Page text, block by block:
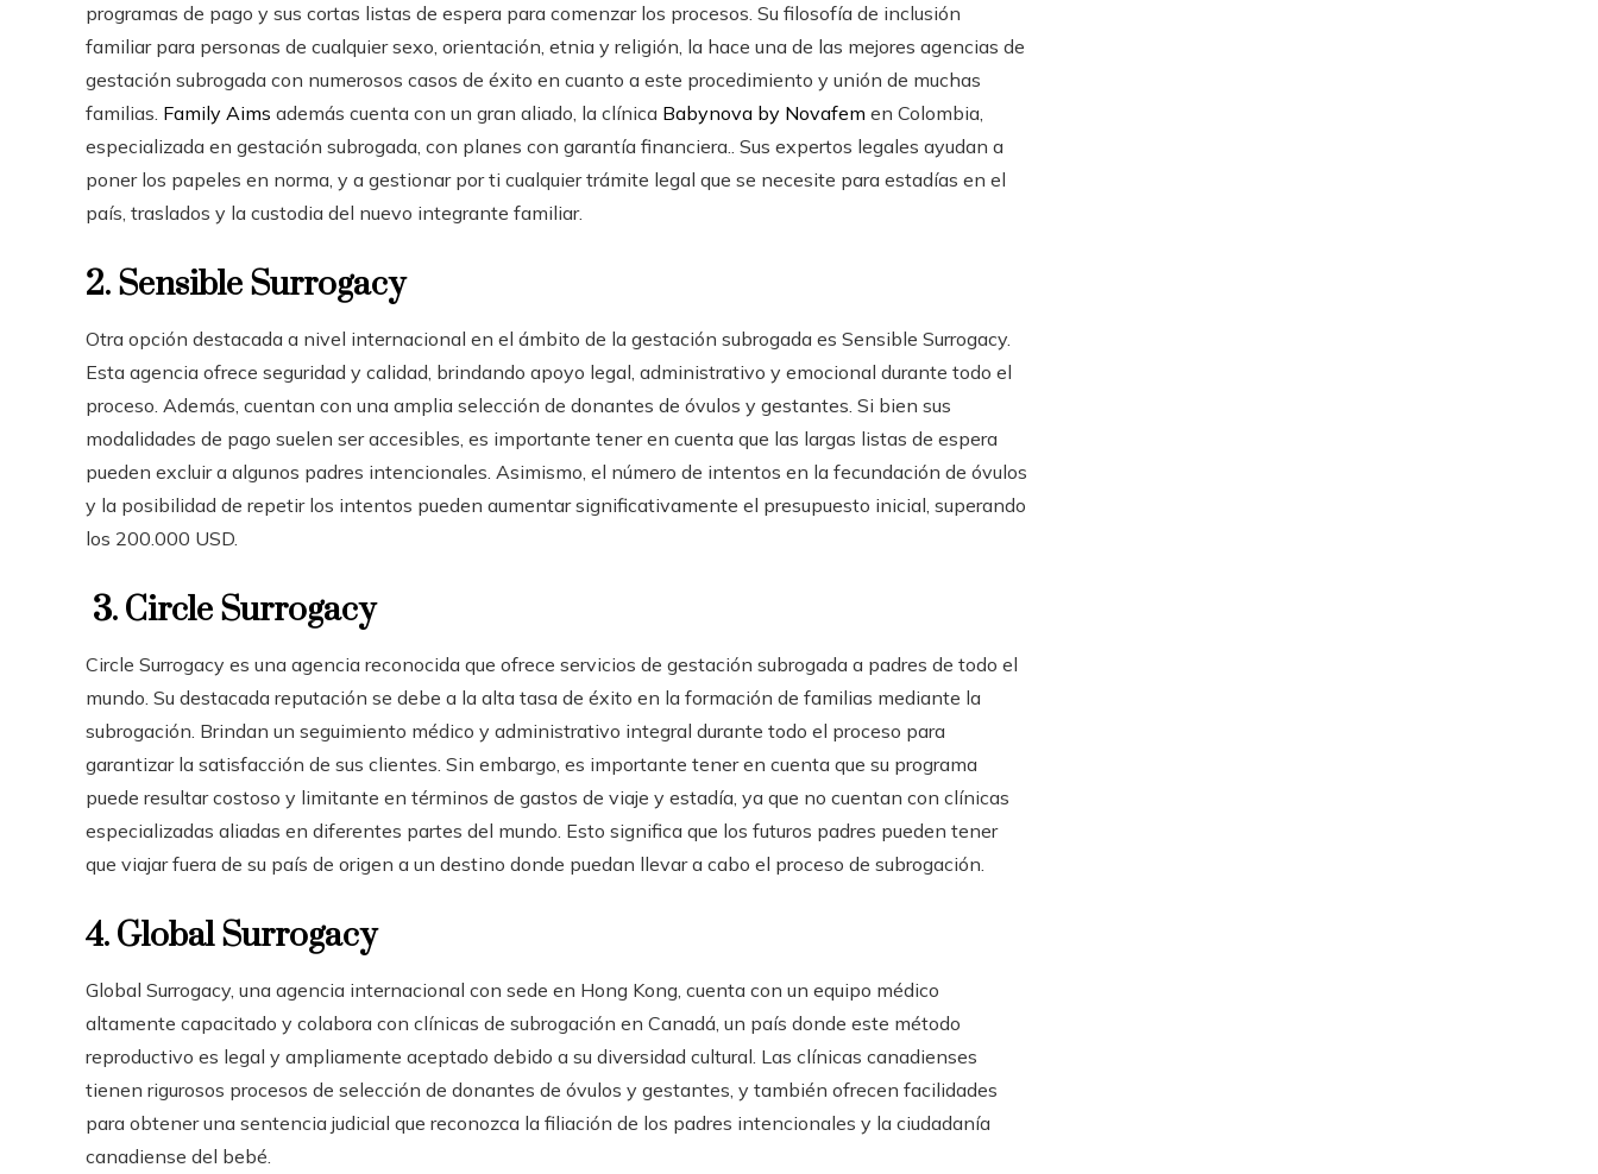
programas de pago y sus cortas listas de espera para comenzar los procesos. Su filosofía de inclusión
familiar para personas de cualquier sexo, orientación, etnia y religión, la hace una de las mejores agencias de
gestación subrogada con numerosos casos de éxito en cuanto a este procedimiento y unión de muchas
familias. Family Aims además cuenta con un gran aliado, la clínica Babynova by Novafem en Colombia,
especializada en gestación subrogada, con planes con garantía financiera.. Sus expertos legales ayudan a
poner los papeles en norma, y a gestionar por ti cualquier trámite legal que se necesite para estadías en el
país, traslados y la custodia del nuevo integrante familiar.
2. Sensible Surrogacy
Otra opción destacada a nivel internacional en el ámbito de la gestación subrogada es Sensible Surrogacy.
Esta agencia ofrece seguridad y calidad, brindando apoyo legal, administrativo y emocional durante todo el
proceso. Además, cuentan con una amplia selección de donantes de óvulos y gestantes. Si bien sus
modalidades de pago suelen ser accesibles, es importante tener en cuenta que las largas listas de espera
pueden excluir a algunos padres intencionales. Asimismo, el número de intentos en la fecundación de óvulos
y la posibilidad de repetir los intentos pueden aumentar significativamente el presupuesto inicial, superando
los 200.000 USD.
3. Circle Surrogacy
Circle Surrogacy es una agencia reconocida que ofrece servicios de gestación subrogada a padres de todo el
mundo. Su destacada reputación se debe a la alta tasa de éxito en la formación de familias mediante la
subrogación. Brindan un seguimiento médico y administrativo integral durante todo el proceso para
garantizar la satisfacción de sus clientes. Sin embargo, es importante tener en cuenta que su programa
puede resultar costoso y limitante en términos de gastos de viaje y estadía, ya que no cuentan con clínicas
especializadas aliadas en diferentes partes del mundo. Esto significa que los futuros padres pueden tener
que viajar fuera de su país de origen a un destino donde puedan llevar a cabo el proceso de subrogación.
4. Global Surrogacy
Global Surrogacy, una agencia internacional con sede en Hong Kong, cuenta con un equipo médico
altamente capacitado y colabora con clínicas de subrogación en Canadá, un país donde este método
reproductivo es legal y ampliamente aceptado debido a su diversidad cultural. Las clínicas canadienses
tienen rigurosos procesos de selección de donantes de óvulos y gestantes, y también ofrecen facilidades
para obtener una sentencia judicial que reconozca la filiación de los padres intencionales y la ciudadanía
canadiense del bebé.